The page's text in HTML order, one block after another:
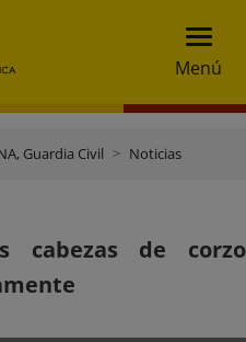
Menú
Guardia Civil Noticias
cabezas de corzo